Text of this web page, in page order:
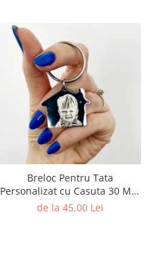
Breloc Pentru Tata
Personalizat cu Casuta 30 Mm
si Gravura cu Poza
de la 45,00 Lei